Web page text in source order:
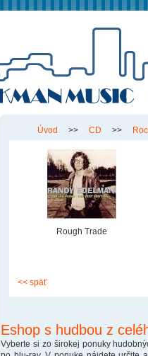
Úvod >> CD >>
Rough Trade
<< späť
Eshop s hudbou z
Vyberte si zo širokej ponuky